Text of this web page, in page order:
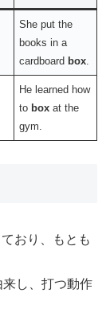
She put the
books in a
cardboard box
He learned how
to box at the
gym.
おり、もとも
し、打つ動作